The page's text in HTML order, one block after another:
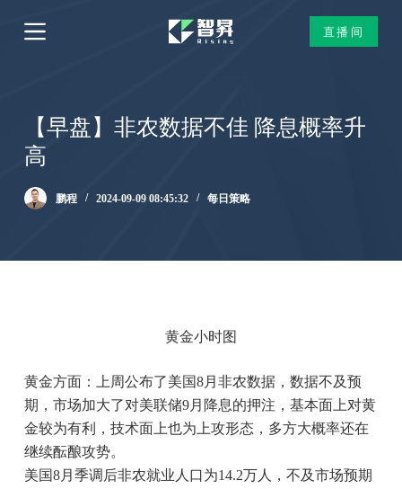
跳
过
直播间
【早盘】非农数据不佳 降息概率升
高
鹏程 2024-09-09 08:45:32 每日策略
黄金小时图
黄金方面：上周公布了美国8月非农数据，数据不及预
期，市场加大了对美联储9月降息的押注，基本面上对黄
金较为有利，技术面上也为上攻形态，多方大概率还在
继续酝酿攻势。
美国8月季调后非农就业人口为14.2万人，不及市场预期